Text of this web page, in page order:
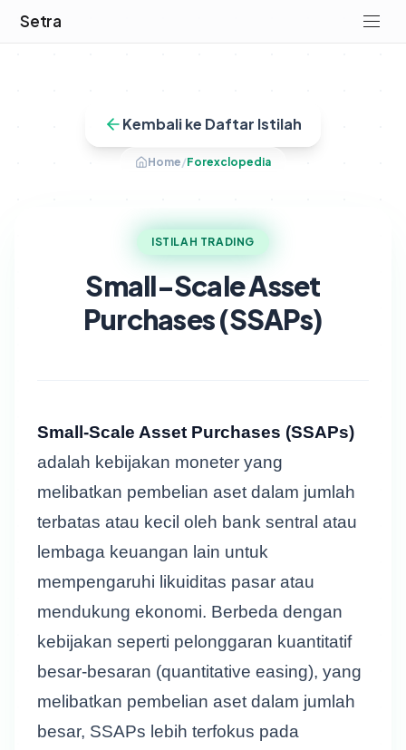
Setra
Kembali ke Daftar Istilah
Home/Forexclopedia
ISTILAH TRADING
Small-Scale Asset
Purchases (SSAPs)
Small-Scale Asset Purchases (SSAPs)
adalah kebijakan moneter yang
melibatkan pembelian aset dalam jumlah
terbatas atau kecil oleh bank sentral atau
lembaga keuangan lain untuk
mempengaruhi likuiditas pasar atau
mendukung ekonomi. Berbeda dengan
kebijakan seperti pelonggaran kuantitatif
besar-besaran (quantitative easing), yang
melibatkan pembelian aset dalam jumlah
besar, SSAPs lebih terfokus pada